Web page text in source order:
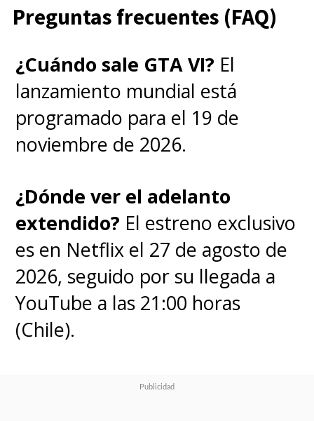
Preguntas frecuentes (FAQ)
¿Cuándo sale GTA VI? El
lanzamiento mundial está
programado para el 19 de
noviembre de 2026.
¿Dónde ver el adelanto
extendido? El estreno exclusivo
es en Netflix el 27 de agosto de
2026, seguido por su llegada a
YouTube a las 21:00 horas
(Chile).